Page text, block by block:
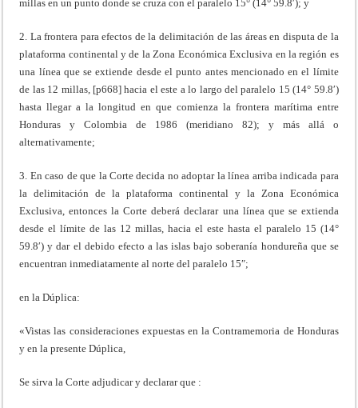
millas en un punto donde se cruza con el paralelo 15° (14° 59.8′); y
2. La frontera para efectos de la delimitación de las áreas en disputa de la
plataforma continental y de la Zona Económica Exclusiva en la región es
una línea que se extiende desde el punto antes mencionado en el límite
de las 12 millas, [p668] hacia el este a lo largo del paralelo 15 (14° 59.8′)
hasta llegar a la longitud en que comienza la frontera marítima entre
Honduras y Colombia de 1986 (meridiano 82); y más allá o
alternativamente;
3. En caso de que la Corte decida no adoptar la línea arriba indicada para
la delimitación de la plataforma continental y la Zona Económica
Exclusiva, entonces la Corte deberá declarar una línea que se extienda
desde el límite de las 12 millas, hacia el este hasta el paralelo 15 (14°
59.8′) y dar el debido efecto a las islas bajo soberanía hondureña que se
encuentran inmediatamente al norte del paralelo 15″;
en la Dúplica:
«Vistas las consideraciones expuestas en la Contramemoria de Honduras
y en la presente Dúplica,
Se sirva la Corte adjudicar y declarar que :